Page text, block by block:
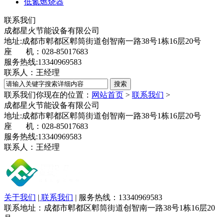
联系我们
成都星火节能设备有限公司
地址:成都市郫都区郫筒街道创智南一路38号1栋16层20号
座 机：028-85017683
服务热线:13340969583
联系人：王经理
联系我们你现在的位置： 网站首页 > 联系我们 >
成都星火节能设备有限公司
地址:成都市郫都区郫筒街道创智南一路38号1栋16层20号
座 机：028-85017683
服务热线:13340969583
联系人：王经理
关于我们 | 联系我们 | 服务热线：13340969583
联系地址：成都市郫都区郫筒街道创智南一路38号1栋16层20